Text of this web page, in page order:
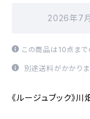
2026年7
この商品は10点まで
別途送料がかかりま
《ルージュブック》